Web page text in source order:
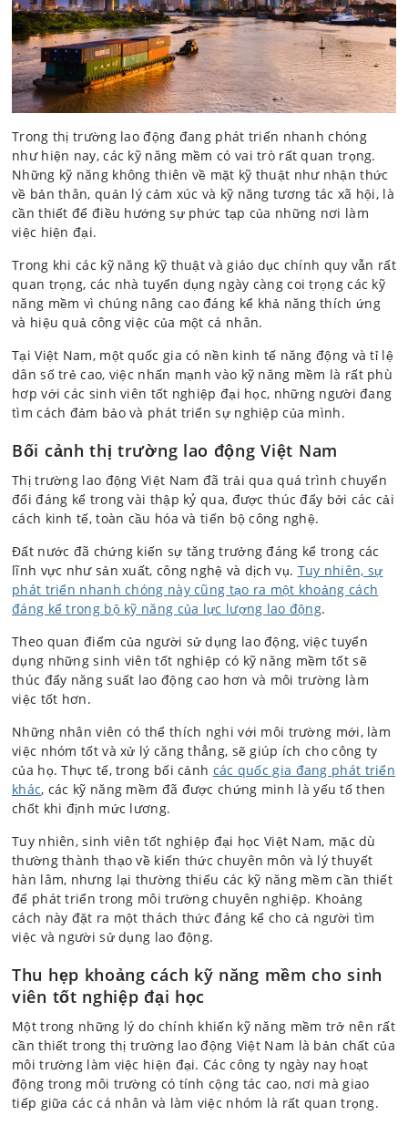
Trong thị trường lao động đang phát triển nhanh chóng
như hiện nay, các kỹ năng mềm có vai trò rất quan trọng.
Những kỹ năng không thiên về mặt kỹ thuật như nhận thức
về bản thân, quản lý cảm xúc và kỹ năng tương tác xã hội, là
cần thiết để điều hướng sự phức tạp của những nơi làm
việc hiện đại.
Trong khi các kỹ năng kỹ thuật và giáo dục chính quy vẫn rất
quan trọng, các nhà tuyển dụng ngày càng coi trọng các kỹ
năng mềm vì chúng nâng cao đáng kể khả năng thích ứng
và hiệu quả công việc của một cá nhân.
Tại Việt Nam, một quốc gia có nền kinh tế năng động và tỉ lệ
dân số trẻ cao, việc nhấn mạnh vào kỹ năng mềm là rất phù
hơp với các sinh viên tốt nghiệp đại học, những người đang
tìm cách đảm bảo và phát triển sự nghiệp của mình.
Bối cảnh thị trường lao động Việt Nam
Thị trường lao động Việt Nam đã trải qua quá trình chuyển
đổi đáng kể trong vài thập kỷ qua, được thúc đẩy bởi các cải
cách kinh tế, toàn cầu hóa và tiến bộ công nghệ.
Đất nước đã chứng kiến sự tăng trưởng đáng kể trong các
lĩnh vực như sản xuất, công nghệ và dịch vụ. Tuy nhiên, sự
phát triển nhanh chóng này cũng tạo ra một khoảng cách
đáng kể trong bộ kỹ năng của lực lượng lao động.
Theo quan điểm của người sử dụng lao động, việc tuyển
dụng những sinh viên tốt nghiệp có kỹ năng mềm tốt sẽ
thúc đẩy năng suất lao động cao hơn và môi trường làm
việc tốt hơn.
Những nhân viên có thể thích nghi với môi trường mới, làm
việc nhóm tốt và xử lý căng thẳng, sẽ giúp ích cho công ty
của họ. Thực tế, trong bối cảnh các quốc gia đang phát triển
khác, các kỹ năng mềm đã được chứng minh là yếu tố then
chốt khi định mức lương.
Tuy nhiên, sinh viên tốt nghiệp đại học Việt Nam, mặc dù
thường thành thạo về kiến thức chuyên môn và lý thuyết
hàn lâm, nhưng lại thường thiếu các kỹ năng mềm cần thiết
để phát triển trong môi trường chuyên nghiệp. Khoảng
cách này đặt ra một thách thức đáng kể cho cả người tìm
việc và người sử dụng lao động.
Thu hẹp khoảng cách kỹ năng mềm cho sinh
viên tốt nghiệp đại học
Một trong những lý do chính khiến kỹ năng mềm trở nên rất
cần thiết trong thị trường lao động Việt Nam là bản chất của
môi trường làm việc hiện đại. Các công ty ngày nay hoạt
động trong môi trường có tính cộng tác cao, nơi mà giao
tiếp giữa các cá nhân và làm việc nhóm là rất quan trọng.